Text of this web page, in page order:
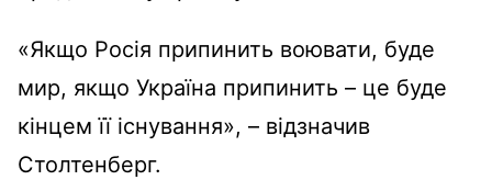
«Якщо Росія припинить воювати, буде
мир, якщо Україна припинить – це буде
кінцем її існування», – відзначив
Столтенберг.